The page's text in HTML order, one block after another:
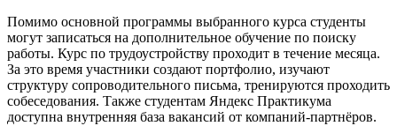
Помимо основной программы выбранного курса студенты
могут записаться на дополнительное обучение по поиску
работы. Курс по трудоустройству проходит в течение месяца.
За это время участники создают портфолио, изучают
структуру сопроводительного письма, тренируются проходить
собеседования. Также студентам Яндекс Практикума
доступна внутренняя база вакансий от компаний-партнёров.